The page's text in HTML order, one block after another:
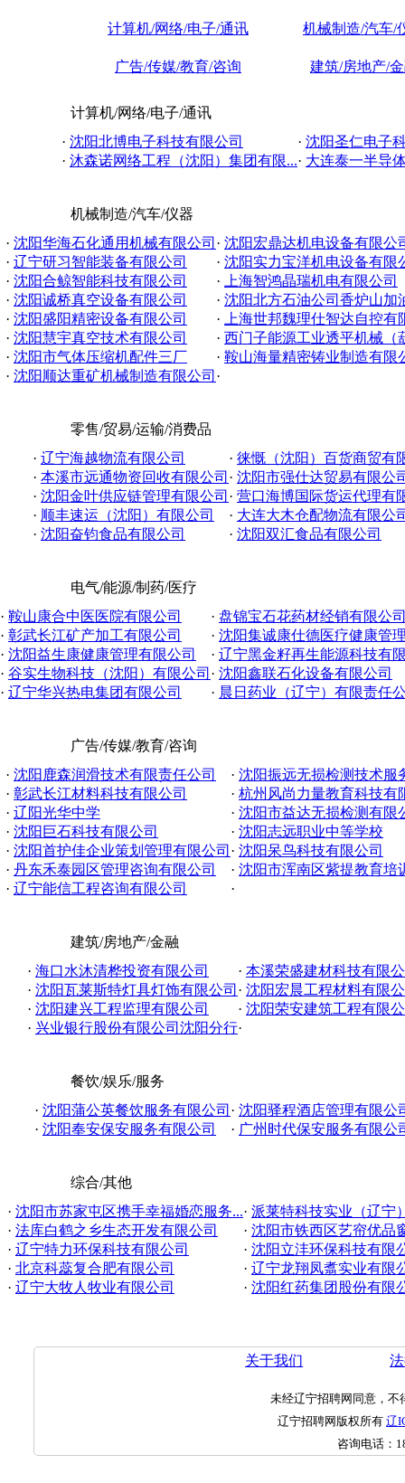
计算机/网络/电子/通讯 机械制造/汽车/
广告/传媒/教育/咨询 建筑/房地产/
计算机/网络/电子/通讯
· 沈阳北博电子科技有限公司 · 沈阳圣仁电子
· 沐森诺网络工程（沈阳）集团有限...· 大连泰一半导
机械制造/汽车/仪器
· 沈阳华海石化通用机械有限公司 · 沈阳宏鼎达机电设备有限公
· 辽宁研习智能装备有限公司 · 沈阳实力宝洋机电设备有限
· 沈阳合鲸智能科技有限公司 ·
上海智鸿晶瑞机电有限公司
· 沈阳诚桥真空设备有限公司 · 沈阳北方石油公司香炉山加
· 沈阳盛阳精密设备有限公司 ·
上海世邦魏理仕智达自控有
· 沈阳慧宇真空技术有限公司 · 西门子能源工业透平机械（
· 沈阳市气体压缩机配件三厂 · 鞍山海量精密铸业制造有限
· 沈阳顺达重矿机械制造有限公司 ·
零售/贸易/运输/消费品
· 辽宁海越物流有限公司 · 徕慨（沈阳）百货商贸有
· 本溪市远通物资回收有限公司 · 沈阳市强仕达贸易有限公
· 沈阳金叶供应链管理有限公司 · 营口海博国际货运代理有
· 顺丰速运（沈阳）有限公司 · 大连大木仓配物流有限公
· 沈阳奋钧食品有限公司 · 沈阳双汇食品有限公司
电气/能源/制药/医疗
· 鞍山康合中医医院有限公司 · 盘锦宝石花药材经销有限公
· 彰武长江矿产加工有限公司 · 沈阳集诚康仕德医疗健康管
· 沈阳益生康健康管理有限公司 · 辽宁黑金籽再生能源科技有
· 谷实生物科技（沈阳）有限公司 · 沈阳鑫联石化设备有限公司
· 辽宁华兴热电集团有限公司 · 晨日药业（辽宁）有限责任
广告/传媒/教育/咨询
· 沈阳鹿森润滑技术有限责任公司 · 沈阳振远无损检测技术服
· 彰武长江材料科技有限公司 · 杭州风尚力量教育科技有
· 辽阳光华中学 · 沈阳市益达无损检测有限
· 沈阳巨石科技有限公司 · 沈阳志远职业中等学校
· 沈阳首护佳企业策划管理有限公司 · 沈阳呆鸟科技有限公司
· 丹东禾泰园区管理咨询有限公司 · 沈阳市浑南区紫提教育培
· 辽宁能信工程咨询有限公司 ·
建筑/房地产/金融
· 海口水沐清桦投资有限公司 · 本溪荣盛建材科技有限
· 沈阳瓦莱斯特灯具灯饰有限公司 · 沈阳宏晨工程材料有限
· 沈阳建兴工程监理有限公司 · 沈阳荣安建筑工程有限
· 兴业银行股份有限公司沈阳分行·
餐饮/娱乐/服务
· 沈阳蒲公英餐饮服务有限公司 · 沈阳驿程酒店管理有限公
· 沈阳奉安保安服务有限公司 · 广州时代保安服务有限公
综合/其他
· 沈阳市苏家屯区携手幸福婚恋服务...· 派莱特科技实业（辽宁
· 法库白鹤之乡生态开发有限公司 · 沈阳市铁西区艺帘优品
· 辽宁特力环保科技有限公司 · 沈阳立沣环保科技有限
· 北京科蕊复合肥有限公司 · 辽宁龙翔凤翥实业有限
· 辽宁大牧人牧业有限公司 · 沈阳红药集团股份有限
关于我们
未经辽宁招聘网同意，不
辽宁招聘网版权所有 辽
咨询电话：